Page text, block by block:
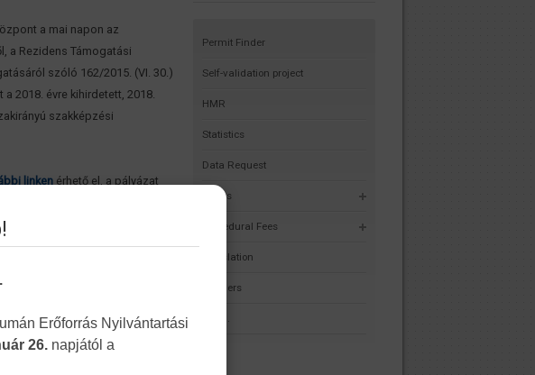
a mai napon az
a Rezidens Támogatási
szóló 162/2015. (VI. 30.)
2018. évre kihirdetett, 2018.
szakképzési
linken érhető el, a pályázat
és rendvédelem-
benyújtásához szükséges
pályázati kiírása az
pályázati kiírása az
Permit Finder
Self-validation project
HMR
Statistics
Data Request
Forms
Procedural Fees
Legislation
Partners
F.A.Q.
Erőforrás Nyilvántartási
26.napjától a